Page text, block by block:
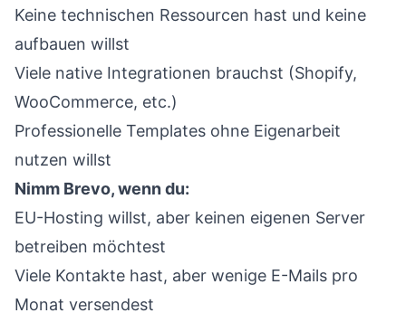
Keine technischen Ressourcen hast und keine
aufbauen willst
Viele native Integrationen brauchst (Shopify,
WooCommerce, etc.)
Professionelle Templates ohne Eigenarbeit
nutzen willst
Nimm Brevo, wenn du:
EU-Hosting willst, aber keinen eigenen Server
betreiben möchtest
Viele Kontakte hast, aber wenige E-Mails pro
Monat versendest